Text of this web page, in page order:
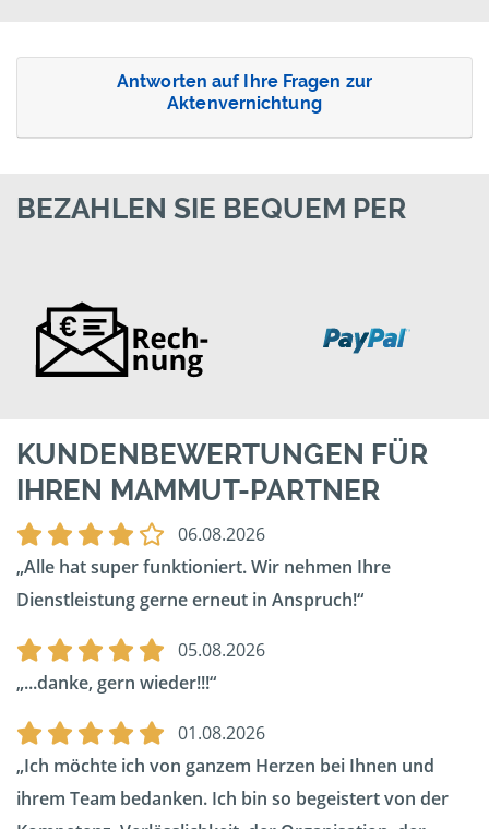
Antworten auf Ihre Fragen zur
Aktenvernichtung
BEZAHLEN SIE BEQUEM PER
KUNDENBEWERTUNGEN FÜR
IHREN MAMMUT-PARTNER
06.08.2026
Alle hat super funktioniert. Wir nehmen Ihre
Dienstleistung gerne erneut in Anspruch!
05.08.2026
...danke, gern wieder!!!
01.08.2026
Ich möchte ich von ganzem Herzen bei Ihnen und
ihrem Team bedanken. Ich bin so begeistert von der